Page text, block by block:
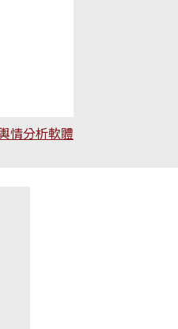
情分析軟體